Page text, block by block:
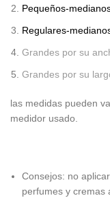
Pequeños-
Regulares-
Grandes por su
Grandes por su
las medidas pueden
medidor usado.
Consejos: no
perfumes y cremas